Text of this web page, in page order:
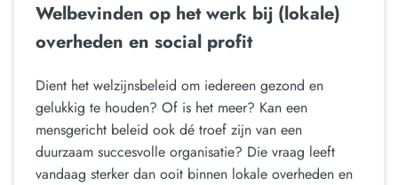
Welbevinden op het werk bij (lokale)
overheden en social profit
Dient het welzijnsbeleid om iedereen gezond en
gelukkig te houden? Of is het meer? Kan een
mensgericht beleid ook dé troef zijn van een
duurzaam succesvolle organisatie? Die vraag leeft
vandaag sterker dan ooit binnen lokale overheden en